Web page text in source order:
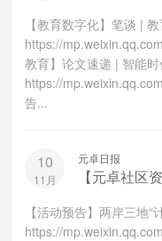
【教育数字化】笔谈 |
https://
教育】论文速递 | 智能
https://
告...
10
11月
元卓日报
【元卓社区
【活动预告】两岸三地
https://